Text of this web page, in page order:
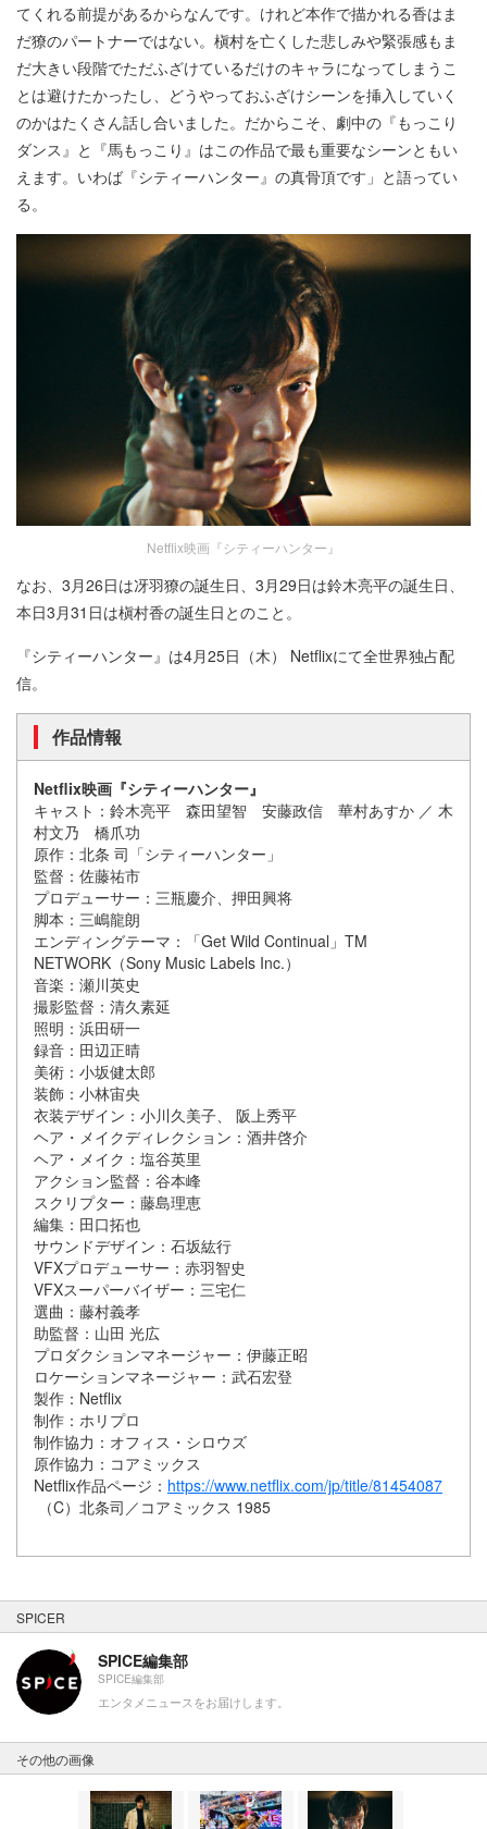
てくれる前提があるからなんです。けれど本作で描かれる香はま
だ獠のパートナーではない。槇村を亡くした悲しみや緊張感もま
だ大きい段階でただふざけているだけのキャラになってしまうこ
とは避けたかったし、どうやっておふざけシーンを挿入していく
のかはたくさん話し合いました。だからこそ、劇中の『もっこり
ダンス』と『馬もっこり』はこの作品で最も重要なシーンともい
えます。いわば『シティーハンター』の真骨頂です」と語ってい
る。
Netflix映画『シティーハンター』
なお、3月26日は冴羽獠の誕生日、3月29日は鈴木亮平の誕生日、
本日3月31日は槇村香の誕生日とのこと。
『シティーハンター』は4月25日（木） Netflixにて全世界独占配
信。
作品情報
Netflix映画『シティーハンター』
キャスト：鈴木亮平 森田望智 安藤政信 華村あすか ／ 木
村文乃 橋爪功
原作：北条 司「シティーハンター」
監督：佐藤祐市
プロデューサー：三瓶慶介、押田興将
脚本：三嶋龍朗
エンディングテーマ：「Get Wild Continual」TM
NETWORK（Sony Music Labels Inc.）
音楽：瀬川英史
撮影監督：清久素延
照明：浜田研一
録音：田辺正晴
美術：小坂健太郎
装飾：小林宙央
衣装デザイン：小川久美子、 阪上秀平
ヘア・メイクディレクション：酒井啓介
ヘア・メイク：塩谷英里
アクション監督：谷本峰
スクリプター：藤島理恵
編集：田口拓也
サウンドデザイン：石坂紘行
VFXプロデューサー：赤羽智史
VFXスーパーバイザー：三宅仁
選曲：藤村義孝
助監督：山田 光広
プロダクションマネージャー：伊藤正昭
ロケーションマネージャー：武石宏登
製作：Netflix
制作：ホリプロ
制作協力：オフィス・シロウズ
原作協力：コアミックス
Netflix作品ページ： https://www.netflix.com/jp/title/81454087
（C）北条司／コアミックス 1985
SPICER
SPICE編集部
SPICE編集部
エンタメニュースをお届けします。
その他の画像